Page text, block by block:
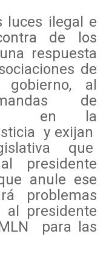
ilegal e
de los
respuesta
de
al
de
en la
y exijan
que
presidente
anule ese
problemas
presidente
para las